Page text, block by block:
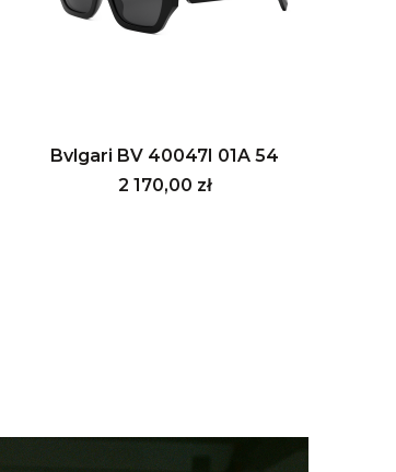
Bvlgari BV 40047I 01A 54
Cena
2 170,00 zł